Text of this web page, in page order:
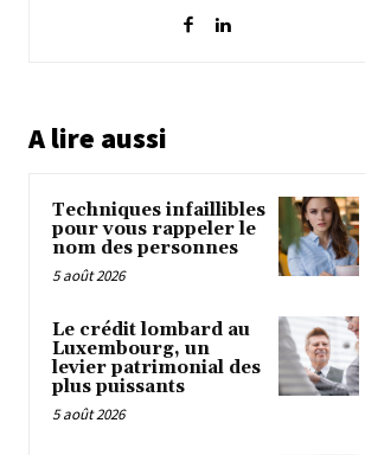
A lire aussi
Techniques infaillibles
pour vous rappeler le
nom des personnes
5 août 2026
Le crédit lombard au
Luxembourg, un
levier patrimonial des
plus puissants
5 août 2026